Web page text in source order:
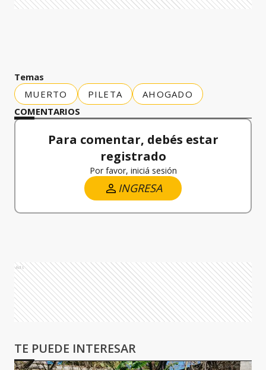
Temas
MUERTO
PILETA
AHOGADO
COMENTARIOS
Para comentar, debés estar
registrado
Por favor, iniciá sesión
INGRESA
Ads
TE PUEDE INTERESAR